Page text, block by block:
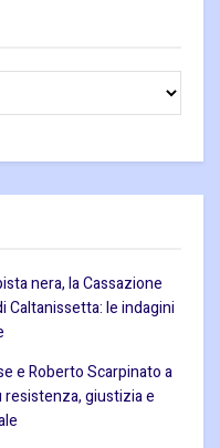
nera, la Cassazione
Caltanissetta: le indagini
e Roberto Scarpinato a
resistenza, giustizia e